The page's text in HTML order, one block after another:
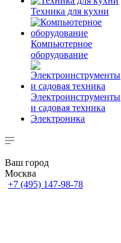
Техника для кухни
Компьютерное
оборудование
Электроинструменты
и садовая техника
Электроника
Ваш город
Москва
+7 (495) 147-98-78